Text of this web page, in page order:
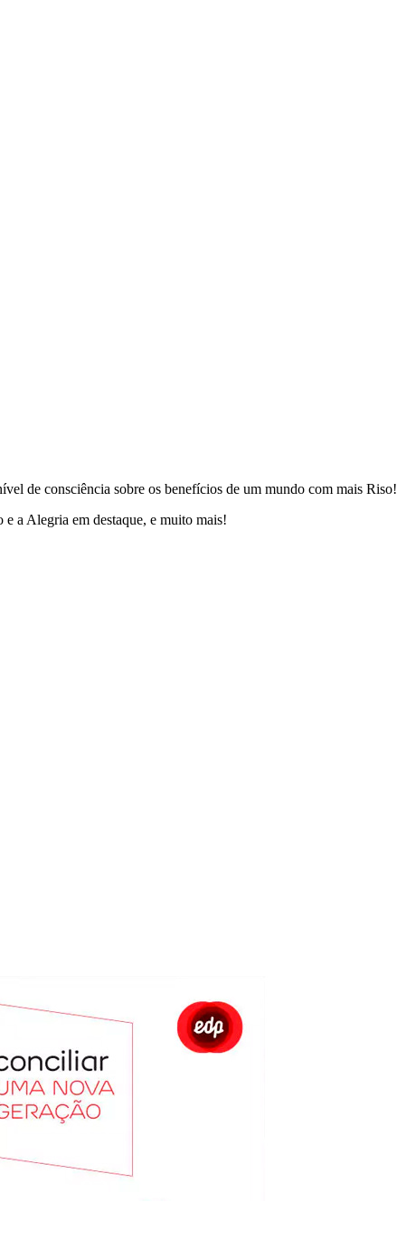
de consciência sobre os benefícios de um mundo com mais Riso!
a Alegria em destaque, e muito mais!